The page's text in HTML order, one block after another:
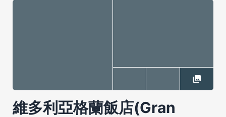
維多利亞格蘭飯店(Gran